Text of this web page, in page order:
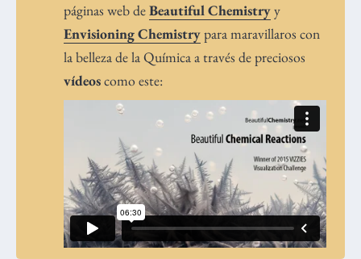
páginas web deBeautiful Chemistryy
Envisioning Chemistrypara maravillaros con
la belleza de la Química a través de preciosos
vídeoscomo este: